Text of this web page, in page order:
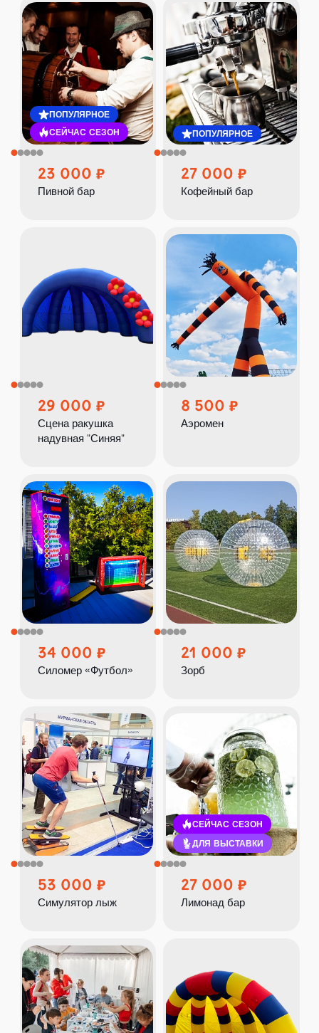
ПОПУЛЯРНОЕ
СЕЙЧАС СЕЗОН
23 000
Пивной бар
ПОПУЛЯРНОЕ
27 000
Кофейный бар
29 000
Сцена ракушка
надувная "Синяя"
8 500
Аэромен
34 000
Силомер «Футбол»
21 000
Зорб
53 000
Симулятор лыж
СЕЙЧАС СЕЗОН
ДЛЯ ВЫСТАВКИ
27 000
Лимонад бар